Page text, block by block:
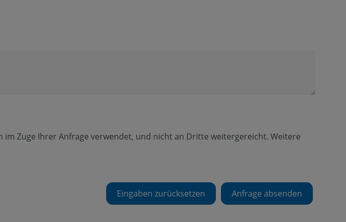
Zuge Ihrer Anfrage verwendet, und nicht an Dritte weitergereicht. Weitere
Eingaben zurücksetzen
Anfrage absenden